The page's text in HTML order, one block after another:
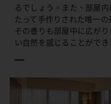
るでしょう。また、部屋
たって手作りされた唯一
その香りも部屋中に広が
い自然を感じることができ